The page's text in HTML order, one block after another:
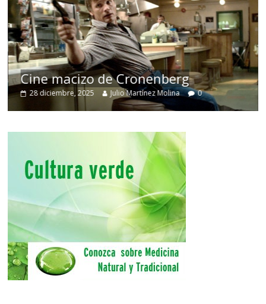
Cine macizo de Cronenberg
28 diciembre, 2025 Julio Martínez Molina 0